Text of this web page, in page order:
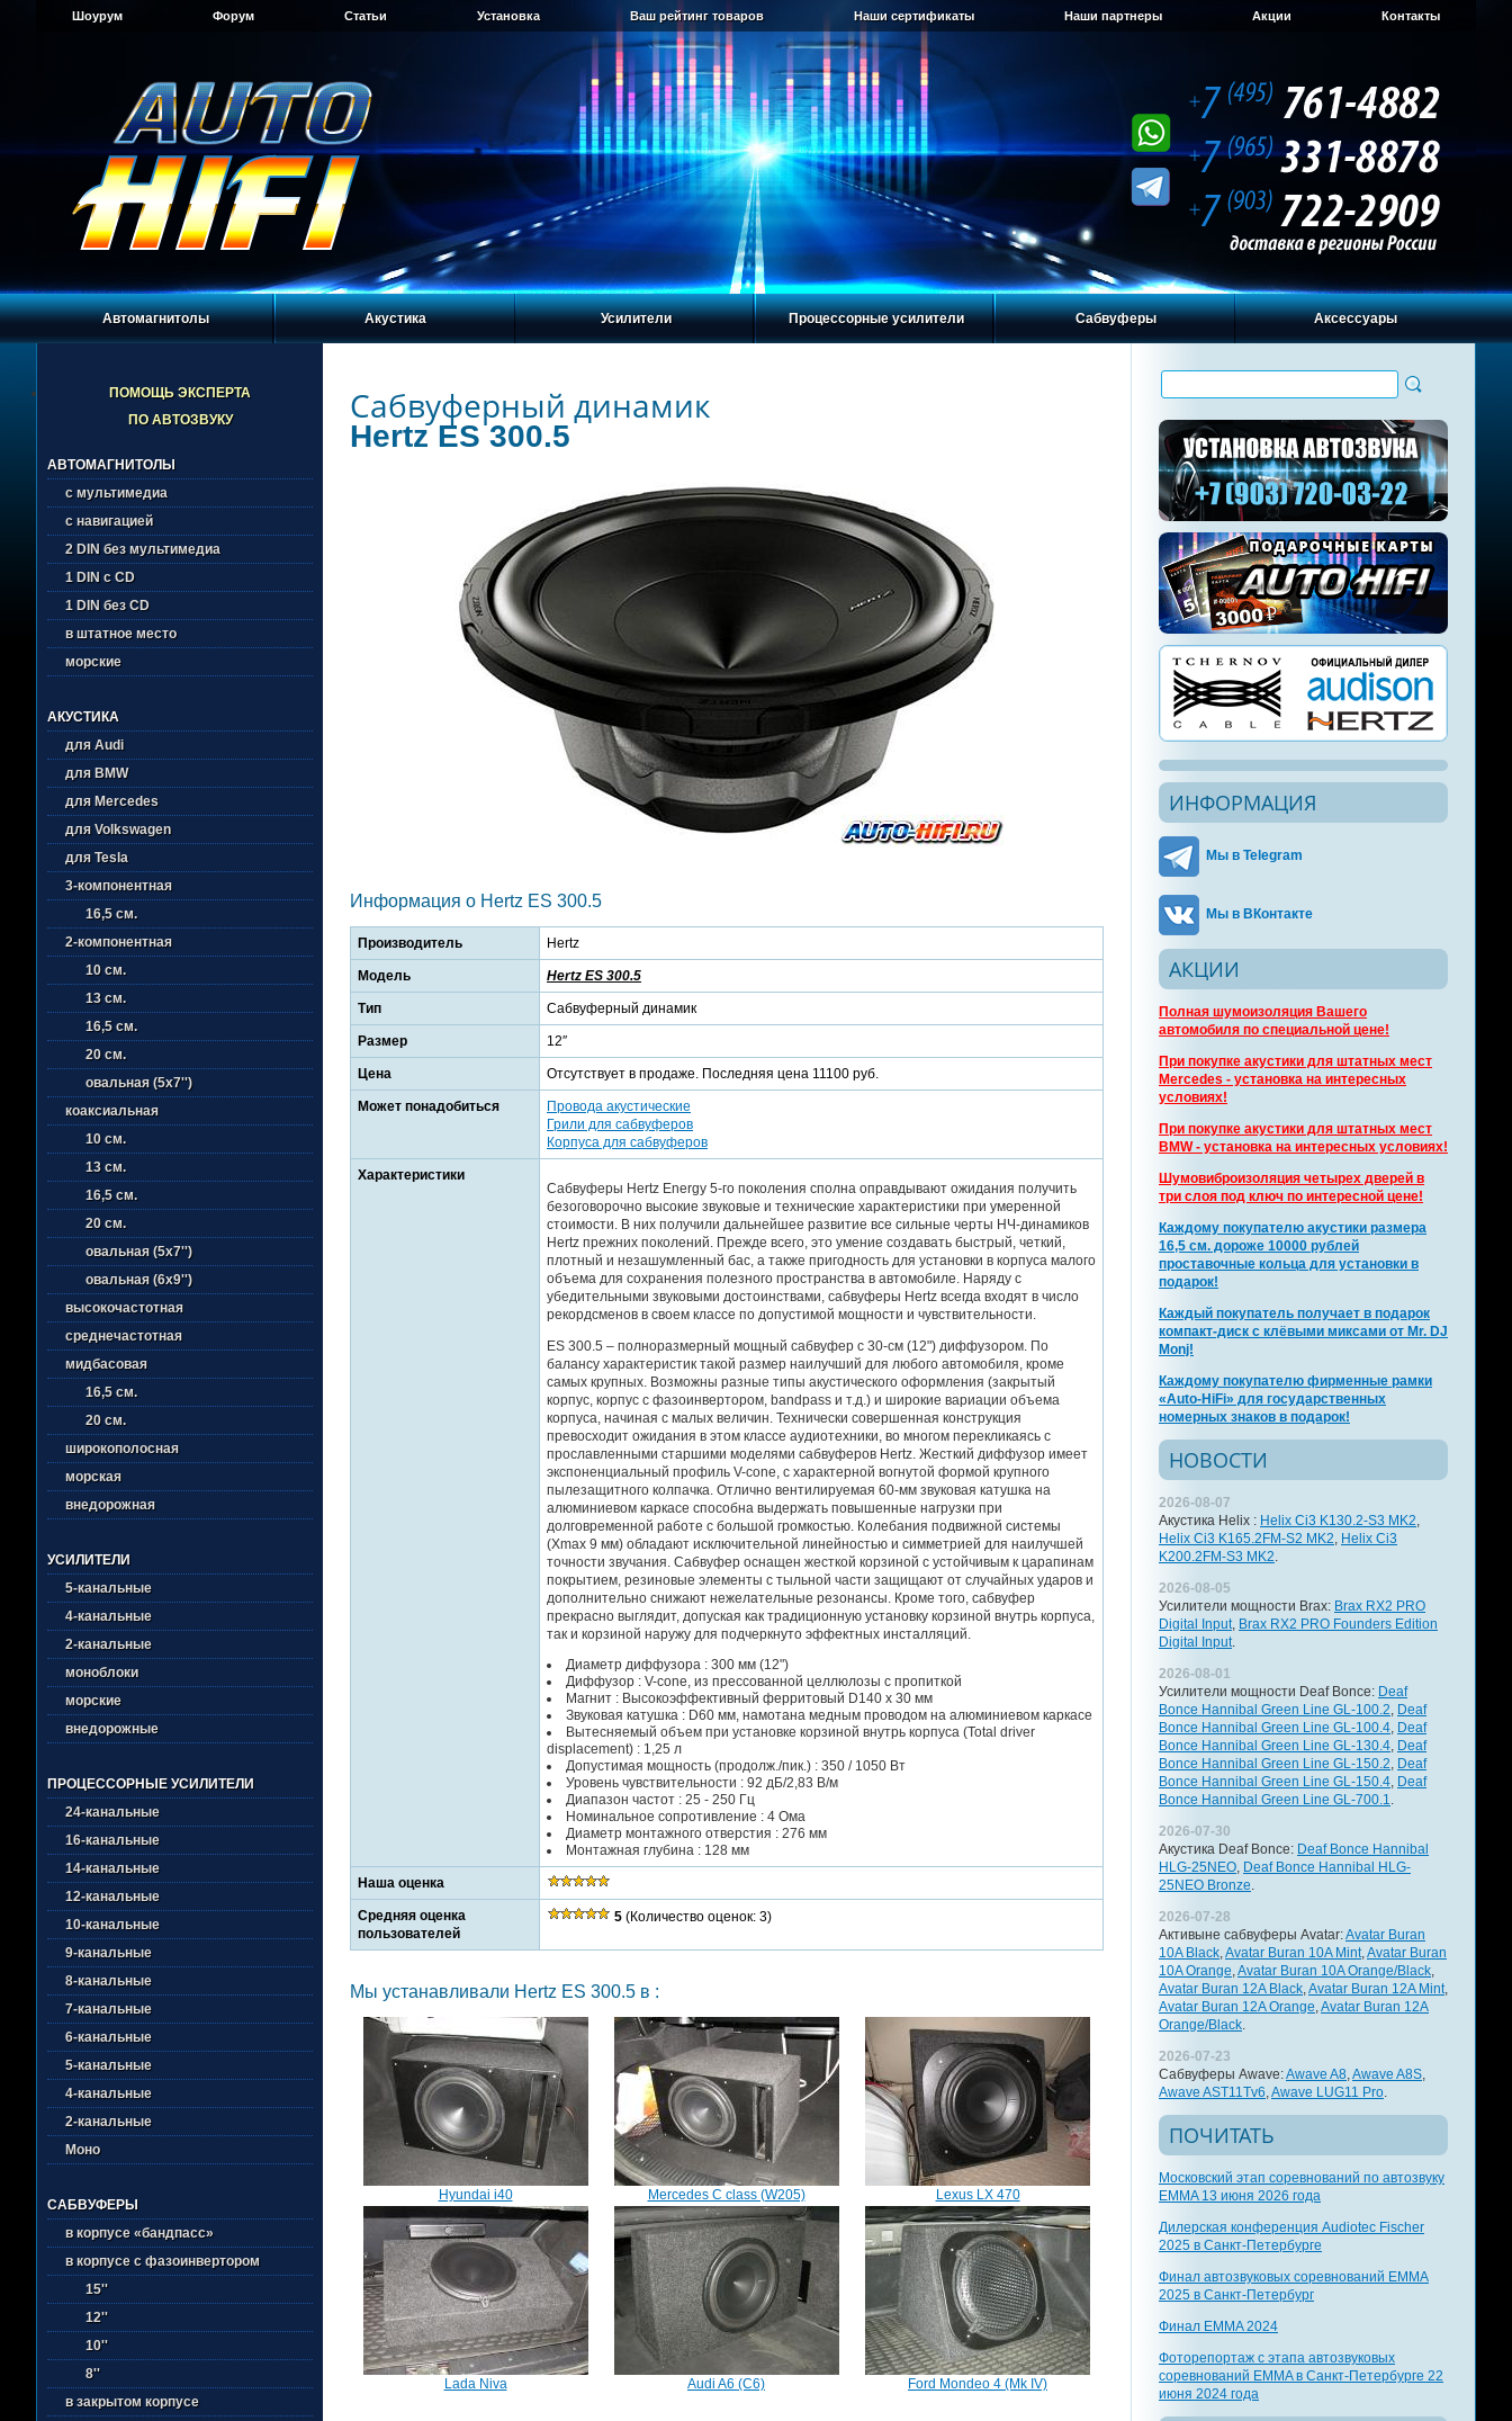
Шоурум Форум Статьи Установка Ваш рейтинг товаров Наши сертификаты Наши партнеры Акции Контакты
Автомагнитолы Акустика Усилители Процессорные усилители Сабвуферы Аксессуары
ПОМОЩЬ ЭКСПЕРТА
ПО АВТОЗВУКУ
АВТОМАГНИТОЛЫ
с мультимедиа
с навигацией
2 DIN без мультимедиа
1 DIN с CD
1 DIN без CD
в штатное место
морские
АКУСТИКА
для Audi
для BMW
для Mercedes
для Volkswagen
для Tesla
3-компонентная
16,5 см.
2-компонентная
10 см.
13 см.
16,5 см.
20 см.
овальная (5х7'')
коаксиальная
10 см.
13 см.
16,5 см.
20 см.
овальная (5х7'')
овальная (6х9'')
высокочастотная
среднечастотная
мидбасовая
16,5 см.
20 см.
широкополосная
морская
внедорожная
УСИЛИТЕЛИ
5-канальные
4-канальные
2-канальные
моноблоки
морские
внедорожные
ПРОЦЕССОРНЫЕ УСИЛИТЕЛИ
24-канальные
16-канальные
14-канальные
12-канальные
10-канальные
9-канальные
8-канальные
7-канальные
6-канальные
5-канальные
4-канальные
2-канальные
Моно
САБВУФЕРЫ
в корпусе «бандпасс»
в корпусе с фазоинвертором
15''
12''
10''
8''
в закрытом корпусе
Сабвуферный динамик
Hertz ES 300.5
Информация о Hertz ES 300.5
Производитель Hertz
Модель Hertz ES 300.5
Тип Сабвуферный динамик
Размер 12″
Цена Отсутствует в продаже. Последняя цена 11100 руб.
Может понадобиться
Провода акустические
Грили для сабвуферов
Корпуса для сабвуферов
Характеристики
Сабвуферы Hertz Energy 5-го поколения сполна оправдывают ожидания получить
безоговорочно высокие звуковые и технические характеристики при умеренной
стоимости. В них получили дальнейшее развитие все сильные черты НЧ-динамиков
Hertz прежних поколений. Прежде всего, это умение создавать быстрый, четкий,
плотный и незашумленный бас, а также пригодность для установки в корпуса малого
объема для сохранения полезного пространства в автомобиле. Наряду с
убедительными звуковыми достоинствами, сабвуферы Hertz всегда входят в число
рекордсменов в своем классе по допустимой мощности и чувствительности.
ES 300.5 – полноразмерный мощный сабвуфер с 30-см (12") диффузором. По
балансу характеристик такой размер наилучший для любого автомобиля, кроме
самых крупных. Возможны разные типы акустического оформления (закрытый
корпус, корпус с фазоинвертором, bandpass и т.д.) и широкие вариации объема
корпуса, начиная с малых величин. Технически совершенная конструкция
превосходит ожидания в этом классе аудиотехники, во многом перекликаясь с
прославленными старшими моделями сабвуферов Hertz. Жесткий диффузор имеет
экспоненциальный профиль V-cone, с характерной вогнутой формой крупного
пылезащитного колпачка. Отлично вентилируемая 60-мм звуковая катушка на
алюминиевом каркасе способна выдержать повышенные нагрузки при
долговременной работе с большой громкостью. Колебания подвижной системы
(Xmax 9 мм) обладают исключительной линейностью и симметрией для наилучшей
точности звучания. Сабвуфер оснащен жесткой корзиной с устойчивым к царапинам
покрытием, резиновые элементы с тыльной части защищают от случайных ударов и
дополнительно снижают нежелательные резонансы. Кроме того, сабвуфер
прекрасно выглядит, допуская как традиционную установку корзиной внутрь корпуса,
так и корзиной наружу для подчеркнуто эффектных инсталляций.
Диаметр диффузора : 300 мм (12")
Диффузор : V-cone, из прессованной целлюлозы с пропиткой
Магнит : Высокоэффективный ферритовый D140 х 30 мм
Звуковая катушка : D60 мм, намотана медным проводом на алюминиевом каркасе
Вытесняемый объем при установке корзиной внутрь корпуса (Total driver
displacement) : 1,25 л
Допустимая мощность (продолж./пик.) : 350 / 1050 Вт
Уровень чувствительности : 92 дБ/2,83 В/м
Диапазон частот : 25 - 250 Гц
Номинальное сопротивление : 4 Ома
Диаметр монтажного отверстия : 276 мм
Монтажная глубина : 128 мм
Наша оценка
Средняя оценка
пользователей
5 (Количество оценок: 3)
Мы устанавливали Hertz ES 300.5 в :
Hyundai i40 Mercedes C class (W205) Lexus LX 470
Lada Niva Audi A6 (C6) Ford Mondeo 4 (Mk IV)
ИНФОРМАЦИЯ
Мы в Telegram
Мы в ВКонтакте
АКЦИИ
Полная шумоизоляция Вашего
автомобиля по специальной цене!
При покупке акустики для штатных мест
Mercedes - установка на интересных
условиях!
При покупке акустики для штатных мест
BMW - установка на интересных условиях!
Шумовиброизоляция четырех дверей в
три слоя под ключ по интересной цене!
Каждому покупателю акустики размера
16,5 см. дороже 10000 рублей
проставочные кольца для установки в
подарок!
Каждый покупатель получает в подарок
компакт-диск с клёвыми миксами от Mr. DJ
Monj!
Каждому покупателю фирменные рамки
«Auto-HiFi» для государственных
номерных знаков в подарок!
НОВОСТИ
2026-08-07
Акустика Helix : Helix Ci3 K130.2-S3 MK2,
Helix Ci3 K165.2FM-S2 MK2, Helix Ci3
K200.2FM-S3 MK2.
2026-08-05
Усилители мощности Brax: Brax RX2 PRO
Digital Input, Brax RX2 PRO Founders Edition
Digital Input.
2026-08-01
Усилители мощности Deaf Bonce: Deaf
Bonce Hannibal Green Line GL-100.2, Deaf
Bonce Hannibal Green Line GL-100.4, Deaf
Bonce Hannibal Green Line GL-130.4, Deaf
Bonce Hannibal Green Line GL-150.2, Deaf
Bonce Hannibal Green Line GL-150.4, Deaf
Bonce Hannibal Green Line GL-700.1.
2026-07-30
Акустика Deaf Bonce: Deaf Bonce Hannibal
HLG-25NEO, Deaf Bonce Hannibal HLG-
25NEO Bronze.
2026-07-28
Активыне сабвуферы Avatar:Avatar Buran
10A Black,Avatar Buran 10A Mint,Avatar Buran
10A Orange,Avatar Buran 10A Orange/Black,
Avatar Buran 12A Black,Avatar Buran 12A Mint,
Avatar Buran 12A Orange,Avatar Buran 12A
Orange/Black.
2026-07-23
Сабвуферы Awave:Awave A8,Awave A8S,
Awave AST11Tv6,Awave LUG11 Pro.
ПОЧИТАТЬ
Московский этап соревнований по автозвуку
EMMA 13 июня 2026 года
Дилерская конференция Audiotec Fischer
2025 в Санкт-Петербурге
Финал автозвуковых соревнований EMMA
2025 в Санкт-Петербург
Финал EMMA 2024
Фоторепортаж с этапа автозвуковых
соревнований EMMA в Санкт-Петербурге 22
июня 2024 года